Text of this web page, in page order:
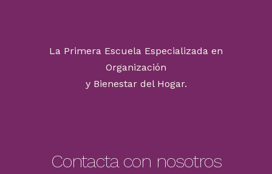
La Primera Escuela Especializada en
Organización
y Bienestar del Hogar.
Contacta con nosotros